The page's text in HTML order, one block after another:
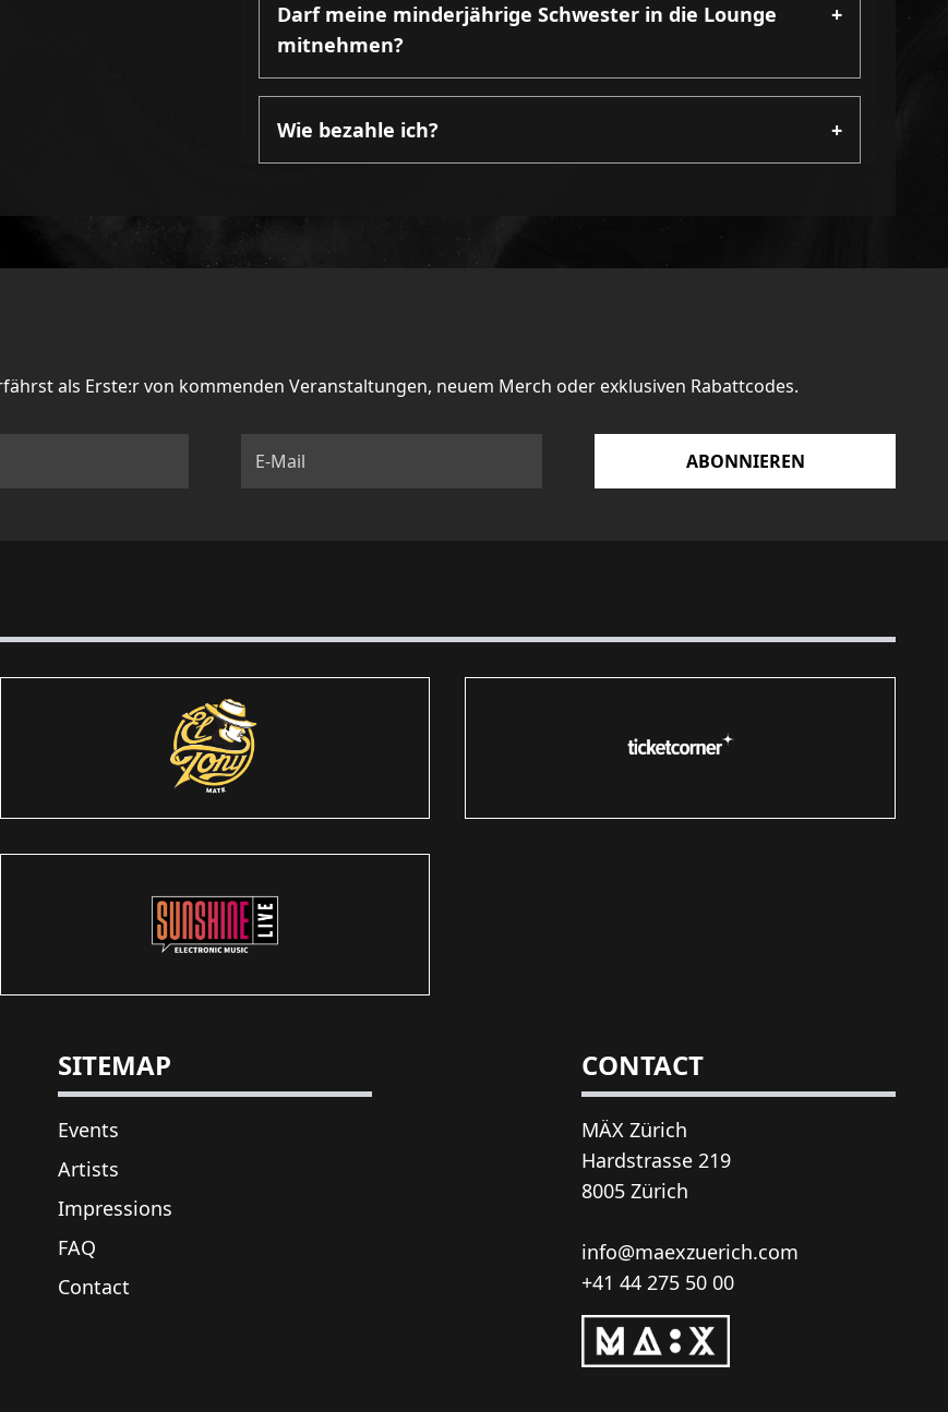
Darf meine minderjährige Schwester in die Lounge
mitnehmen?
+
Wie bezahle ich? +
als Erste:r von kommenden Veranstaltungen, neuem Merch oder exklusiven Rabattcodes.
ABONNIEREN
SITEMAP
Events
Artists
Impressions
FAQ
Contact
CONTACT
MÄX Zürich
Hardstrasse 219
8005 Zürich
info@maexzuerich.com
+41 44 275 50 00